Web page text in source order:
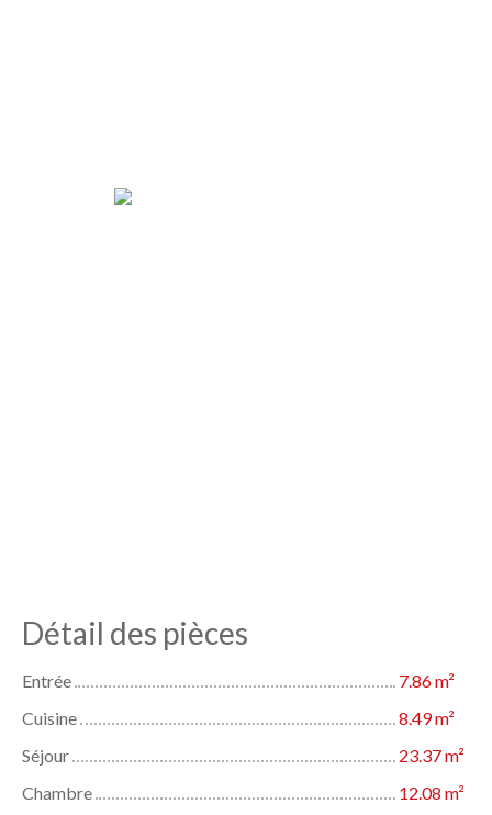
Détail des pièces
Entrée
7.86 m²
Cuisine
8.49 m²
Séjour
23.37 m²
Chambre
12.08 m²